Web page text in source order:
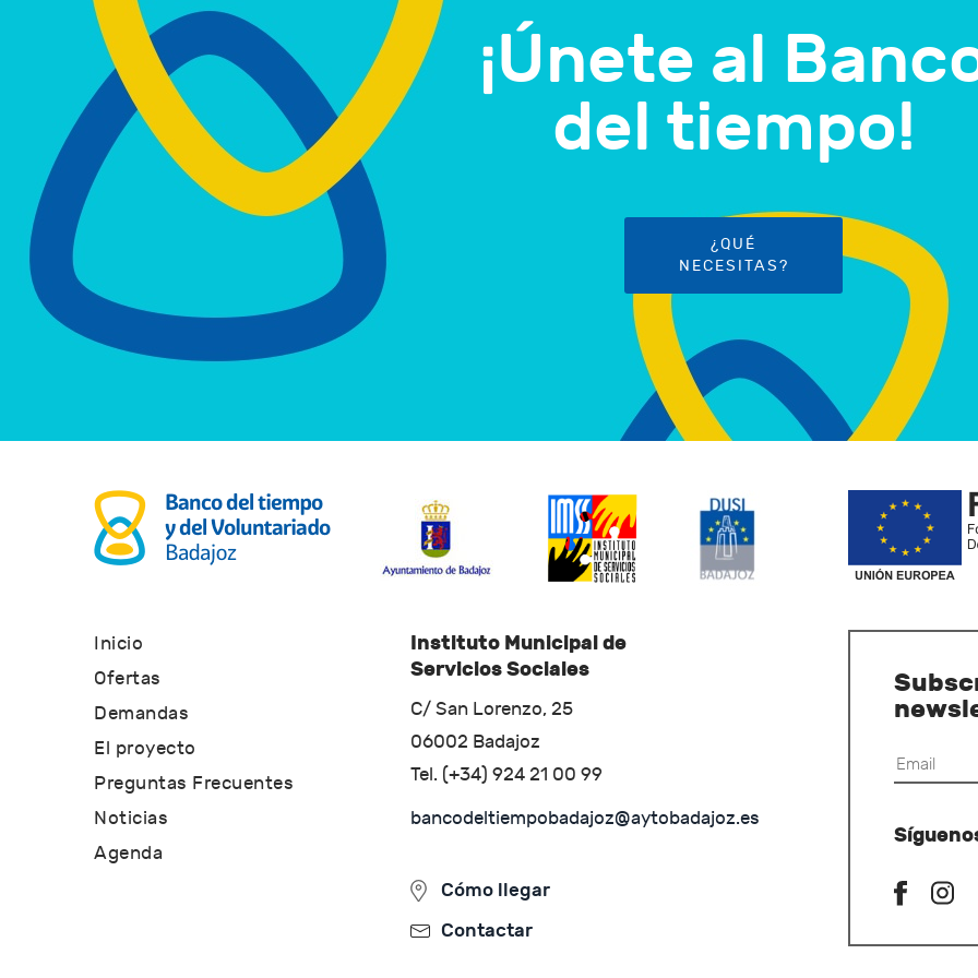
¡Únete al
del tiempo!
¿QUÉ
NECESITAS?
Inicio
Ofertas
Demandas
El proyecto
Preguntas Frecuentes
Noticias
Agenda
Instituto Municipal de
Servicios Sociales
C/ San Lorenzo, 25
06002 Badajoz
Tel. (+34) 924 21 00 99
bancodeltiempobadajoz@aytobadajoz.es
Cómo llegar
Contactar